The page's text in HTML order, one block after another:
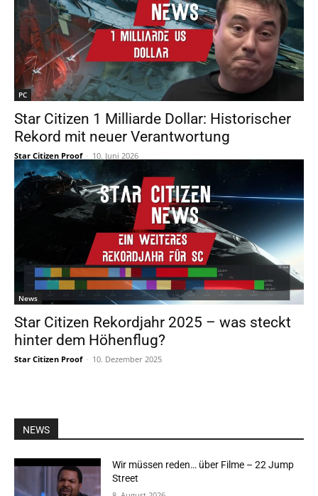
PC
Star Citizen 1 Milliarde Dollar: Historischer
Rekord mit neuer Verantwortung
Star Citizen Proof - 10. Juni 2026
News
Star Citizen Rekordjahr 2025 – was steckt
hinter dem Höhenflug?
Star Citizen Proof - 10. Dezember 2025
NEWS
Wir müssen reden… über Filme – 22 Jump
Street